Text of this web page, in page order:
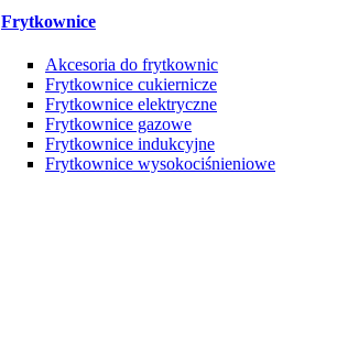
Frytkownice
Akcesoria do frytkownic
Frytkownice cukiernicze
Frytkownice elektryczne
Frytkownice gazowe
Frytkownice indukcyjne
Frytkownice wysokociśnieniowe